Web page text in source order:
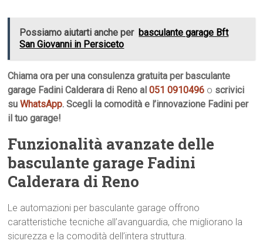
Possiamo aiutarti anche per basculante garage Bft
San Giovanni in Persiceto
Chiama ora per una consulenza gratuita per basculante
garage Fadini Calderara di Reno al051 0910496 o scrivici
suWhatsApp. Scegli la comodità e l’innovazione Fadini per
il tuo garage!
Funzionalità avanzate delle
basculante garage Fadini
Calderara di Reno
Le automazioni per basculante garage offrono
caratteristiche tecniche all’avanguardia, che migliorano la
sicurezza e la comodità dell’intera struttura.